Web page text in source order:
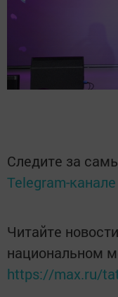
Следите за
Telegram-канале
Читайте
национальном
https://max.ru/